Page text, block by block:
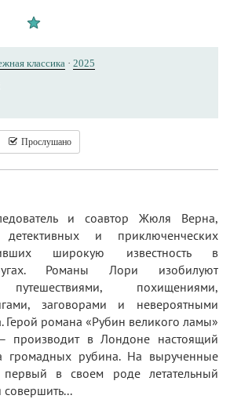
классика · 2025
Прослушано
и соавтор Жюля Верна,
и приключенческих
широкую известность в
Романы Лори изобилуют
путешествиями, похищениями,
заговорами и невероятными
Герой романа «Рубин великого ламы»
в Лондоне настоящий
громадных рубина. На вырученные
в своем роде летательный
совершить...